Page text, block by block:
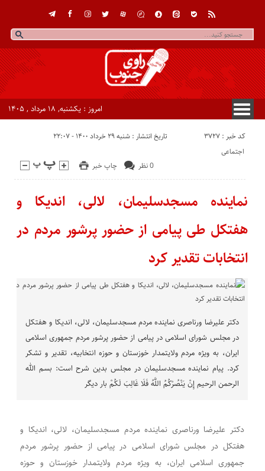
امروز : یکشنبه, ۱۸ مرداد , ۱۴۰۵
کد خبر : 3727 تاریخ انتشار : شنبه ۲۹ خرداد ۱۴۰۰ - ۲۲:۰۷
چاپ خبر 0 نظر
اجتماعی
نماینده مسجدسلیمان، لالی، اندیکا و
هفتکل طی پیامی از حضور پرشور مردم در
انتخابات تقدیر کرد
دکتر علیرضا ورناصری نماینده مردم مسجدسلیمان، لالی، اندیکا و هفتکل
در مجلس شورای اسلامی در پیامی از حضور پرشور مردم جمهوری اسلامی
ایران، به ویژه مردم ولایتمدار خوزستان و حوزه انتخابیه، تقدیر و تشکر
کرد. پیام نماینده مسجدسلیمان در مجلس بدین شرح است: بسم الله
الرحمن الرحیم إِنْ یَنْصُرْکُمُ اللَّهُ فَلَا غَالِبَ لَکُمْ بار دیگر
دکتر علیرضا ورناصری نماینده مردم مسجدسلیمان، لالی، اندیکا و
هفتکل در مجلس شورای اسلامی در پیامی از حضور پرشور مردم
جمهوری اسلامی ایران، به ویژه مردم ولایتمدار خوزستان و حوزه